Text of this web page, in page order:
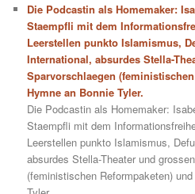
Die Podcastin als Homemaker:
Staempfli mit dem
Leerstellen punkto Islamismus,
International, absurdes Stella-
Sparvorschlaegen
Hymne an Bonnie Tyler.
Die Podcastin als Homemaker:
Staempfli mit dem
Leerstellen punkto Islamismus,
absurdes Stella-Theater und
(feministischen Reformpaketen)